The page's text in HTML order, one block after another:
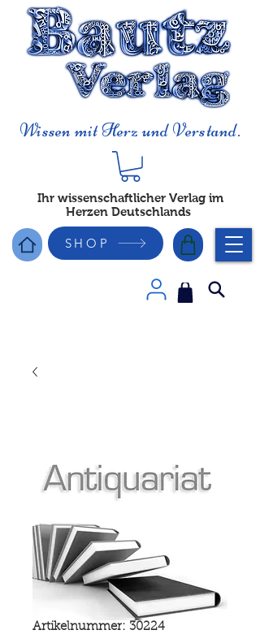
Wissen mit Herz und Verstand.
Ihr wissenschaftlicher Verlag im
Herzen Deutschlands
SHOP
Artikelnummer: 30224